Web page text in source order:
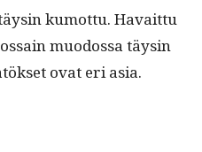
kumot­tu. Havait­tu
muo­dos­sa täysin
ovat eri asia.